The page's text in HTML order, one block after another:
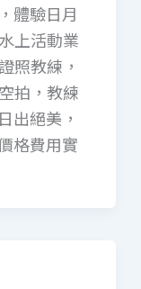
體驗日月
上活動業
照教練，
拍，教練
出絕美，
格費用實